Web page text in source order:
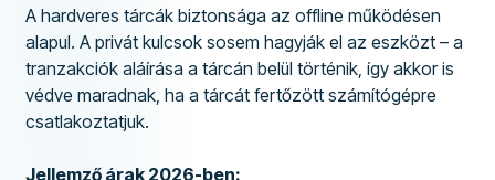
A hardveres tárcák biztonsága az offline működésen
alapul. A privát kulcsok sosem hagyják el az eszközt – a
tranzakciók aláírása a tárcán belül történik, így akkor is
védve maradnak, ha a tárcát fertőzött számítógépre
csatlakoztatjuk.
Jellemző árak 2026-ben: